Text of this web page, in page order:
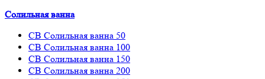
Солильная ванна
СВ Солильная ванна 50
СВ Солильная ванна 100
СВ Солильная ванна 150
СВ Солильная ванна 200